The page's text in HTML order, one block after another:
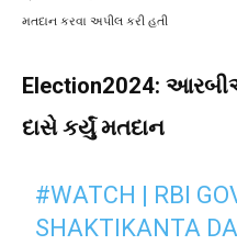
મતદાન કરવા અપીલ કરી હતી
Election2024:
દાસે કર્યું મતદાન
#WATCH | RBI
SHAKTIKANTA